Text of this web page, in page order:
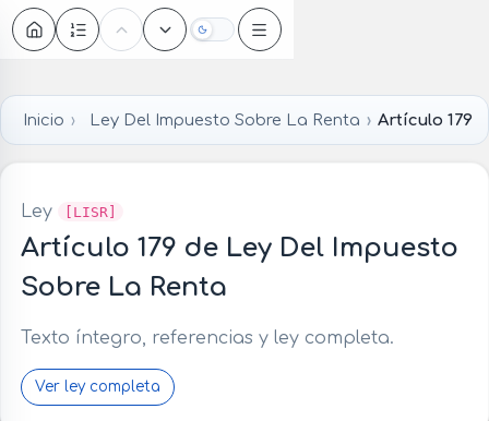
Oscuro
Inicio Ley Del Impuesto Sobre La Renta Artículo 179
Ley [LISR]
Artículo 179 de Ley Del Impuesto
Sobre La Renta
Texto íntegro, referencias y ley completa.
Ver ley completa